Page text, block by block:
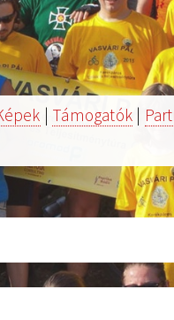
| Támogatók|